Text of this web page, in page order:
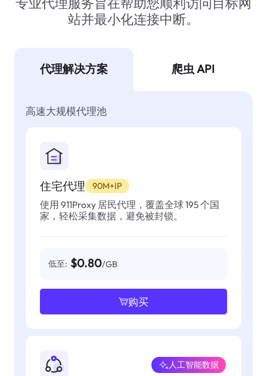
站并最小化连接中断。
代理解决方案 爬虫 API
高速大规模代理池
住宅代理 90M+IP
使用 911Proxy 居民代理，覆盖全球 195 个国
家，轻松采集数据，避免被封锁。
低至: $0.80/GB
购买
人工智能数据